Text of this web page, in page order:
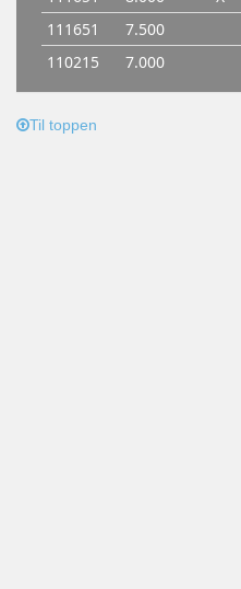
Til toppen